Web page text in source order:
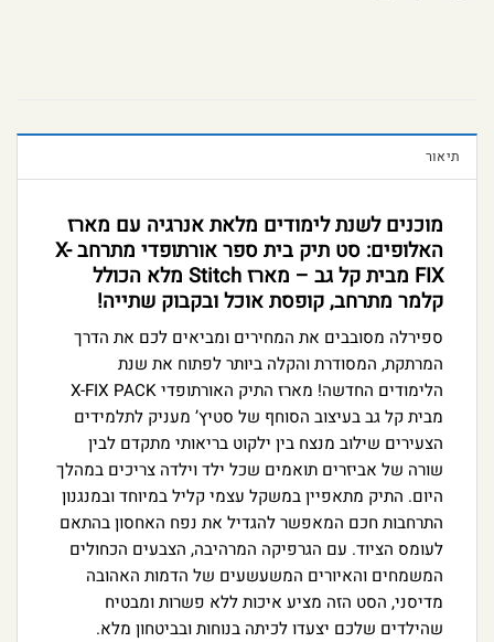
תיאור
מוכנים לשנת לימודים מלאת אנרגיה עם מארז
האלופים: סט תיק בית ספר אורתופדי מתרחב X-
FIX מבית קל גב – מארז Stitch מלא הכולל
קלמר מתרחב, קופסת אוכל ובקבוק שתייה!
ספירלה מסובבים את המחירים ומביאים לכם את הדרך
המרתקת, המסודרת והקלה ביותר לפתוח את שנת
הלימודים החדשה! מארז התיק האורתופדי X-FIX PACK
מבית קל גב בעיצוב הסוחף של סטיץ’ מעניק לתלמידים
הצעירים שילוב מנצח בין ילקוט בריאותי מתקדם לבין
שורה של אביזרים תואמים שכל ילד וילדה צריכים במהלך
היום. התיק מתאפיין במשקל עצמי קליל במיוחד ובמנגנון
התרחבות חכם המאפשר להגדיל את נפח האחסון בהתאם
לעומס הציוד. עם הגרפיקה המרהיבה, הצבעים הכחולים
המשמחים והאיורים המשעשעים של הדמות האהובה
מדיסני, הסט הזה מציע איכות ללא פשרות ומבטיח
שהילדים שלכם יצעדו לכיתה בנוחות ובביטחון מלא.